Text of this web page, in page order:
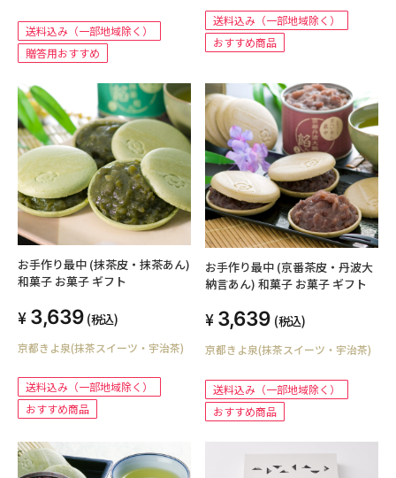
送料込み（一部地域除く）
贈答用おすすめ
送料込み（一部地域除く）
おすすめ商品
お手作り最中 (抹茶皮・抹茶あん)
和菓子 お菓子 ギフト
3,639 (税込)
京都きよ泉(抹茶スイーツ・宇治茶)
送料込み（一部地域除く）
おすすめ商品
お手作り最中 (京番茶皮・丹波大
納言あん) 和菓子 お菓子 ギフト
3,639 (税込)
京都きよ泉(抹茶スイーツ・宇治茶)
送料込み（一部地域除く）
おすすめ商品